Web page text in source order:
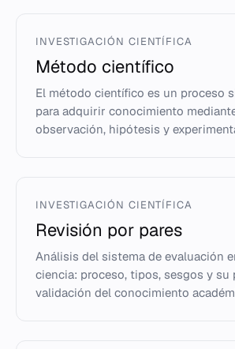
INVESTIGACIÓN CIENTÍFICA
Método científico
El método científico es un proceso
para adquirir conocimiento
observación, hipótesis y
INVESTIGACIÓN CIENTÍFICA
Revisión por pares
Análisis del sistema de evaluación
ciencia: proceso, tipos, sesgos y su
validación del conocimiento